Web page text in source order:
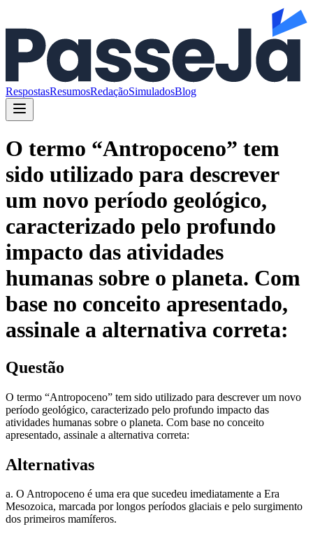
RespostasResumosRedaçãoSimuladosBlog
O termo “Antropoceno” tem
sido utilizado para descrever
um novo período geológico,
caracterizado pelo profundo
impacto das atividades
humanas sobre o planeta. Com
base no conceito apresentado,
assinale a alternativa correta:
Questão
O termo “Antropoceno” tem sido utilizado para descrever um novo
período geológico, caracterizado pelo profundo impacto das
atividades humanas sobre o planeta. Com base no conceito
apresentado, assinale a alternativa correta:
Alternativas
a. O Antropoceno é uma era que sucedeu imediatamente a Era
Mesozoica, marcada por longos períodos glaciais e pelo surgimento
dos primeiros mamíferos.